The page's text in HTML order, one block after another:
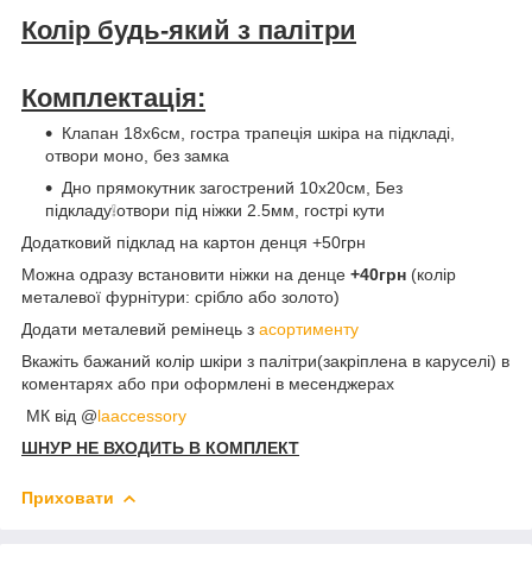
Колір будь-який з палітри
Комплектація:
Клапан 18х6см, гостра трапеція шкіра на підкладі,
отвори моно, без замка
Дно прямокутник загострений 10х20см, Без
підкладу❕отвори під ніжки 2.5мм, гострі кути
Додатковий підклад на картон денця +50грн
Можна одразу встановити ніжки на денце +40грн (колір
металевої фурнітури: срібло або золото)
Додати металевий ремінець з асортименту
Вкажіть бажаний колір шкіри з палітри(закріплена в каруселі) в
коментарях або при оформлені в месенджерах
МК від @laaccessory
ШНУР НЕ ВХОДИТЬ В КОМПЛЕКТ
Приховати